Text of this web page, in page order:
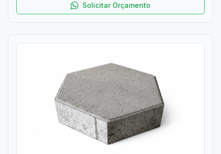
na RMC. Orçamento grátis!Solicitar Orçamento